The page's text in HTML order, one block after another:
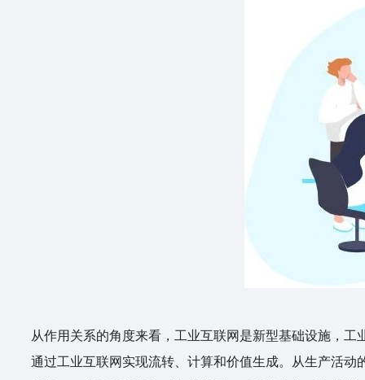
从作用关系的角度来看，工业互联网是新型基础设施，
通过工业互联网实现流转、计算和价值生成。从生产活